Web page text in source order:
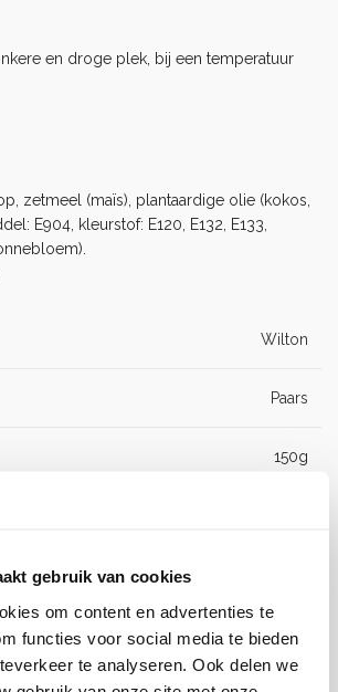
gebruik van cookies
om content en advertenties te
functies voor social media te bieden
te analyseren. Ook delen we
en droge plek, bij een temperatuur
zetmeel (maïs), plantaardige olie (kokos,
E904, kleurstof: E120, E132, E133,
Wilton
Paars
150g
E133, emulgator: E322 (zonnebloem).
04-0-0605